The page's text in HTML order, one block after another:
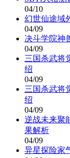
04/10
幻世仙途域
04/09
决斗学院神
04/09
三国杀武将
绍
04/09
三国杀武将
绍
04/09
逆战未来聚
果解析
04/09
异星探险家